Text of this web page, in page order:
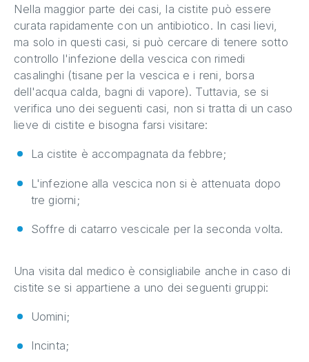
Nella maggior parte dei casi, la cistite può essere
curata rapidamente con un antibiotico. In casi lievi,
ma solo in questi casi, si può cercare di tenere sotto
controllo l'infezione della vescica con rimedi
casalinghi (tisane per la vescica e i reni, borsa
dell'acqua calda, bagni di vapore). Tuttavia, se si
verifica uno dei seguenti casi, non si tratta di un caso
lieve di cistite e bisogna farsi visitare:
La cistite è accompagnata da febbre;
L'infezione alla vescica non si è attenuata dopo
tre giorni;
Soffre di catarro vescicale per la seconda volta.
Una visita dal medico è consigliabile anche in caso di
cistite se si appartiene a uno dei seguenti gruppi:
Uomini;
Incinta;